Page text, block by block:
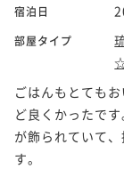
宿泊日
部屋タイプ
ごはんもとても
ど良くかったで
が飾られていて
す。